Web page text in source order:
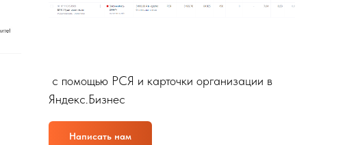
с помощью РСЯ и карточки организации в
Яндекс.Бизнес
Написать нам